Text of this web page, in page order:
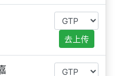
去上传